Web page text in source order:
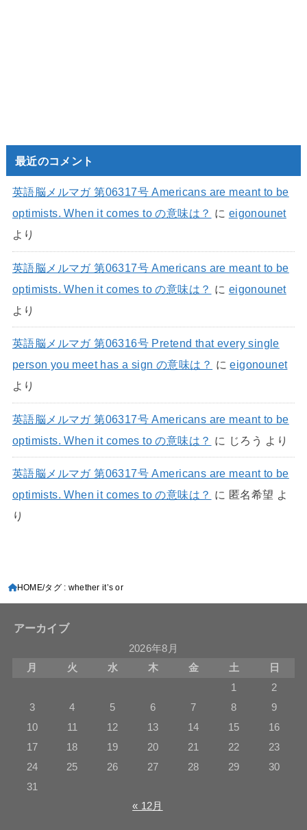
最近のコメント
英語脳メルマガ 第06317号 Americans are meant to be
optimists. When it comes to の意味は？ に eigonounet
より
英語脳メルマガ 第06317号 Americans are meant to be
optimists. When it comes to の意味は？ に eigonounet
より
英語脳メルマガ 第06316号 Pretend that every single
person you meet has a sign の意味は？ にeigonounet
より
英語脳メルマガ 第06317号 Americans are meant to be
optimists. When it comes to の意味は？ に じろう より
英語脳メルマガ 第06317号 Americans are meant to be
optimists. When it comes to の意味は？ に 匿名希望 よ
り
HOME タグ : whether it’s or
アーカイブ
2026年8月
月
火 水 木 金 土
日
1
2
3
4 5 6 7 8
9
10
11 12 13 14 15
16
17
18 19 20 21 22
23
24
25 26 27 28 29
30
31
« 12月